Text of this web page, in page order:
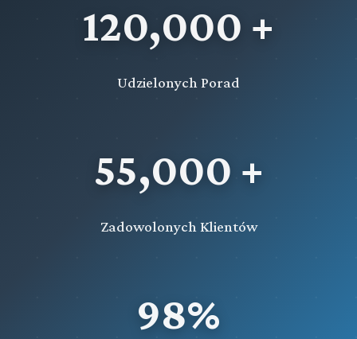
120,000 +
Udzielonych Porad
55,000 +
Zadowolonych Klientów
98%